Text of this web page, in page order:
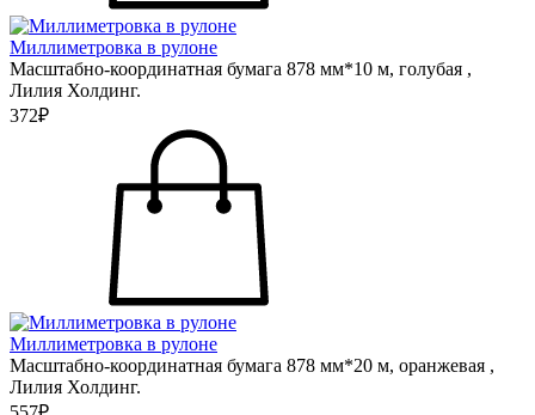
Миллиметровка в рулоне
Масштабно-координатная бумага 878 мм*10 м, голубая ,
Лилия Холдинг.
372₽
Миллиметровка в рулоне
Масштабно-координатная бумага 878 мм*20 м, оранжевая ,
Лилия Холдинг.